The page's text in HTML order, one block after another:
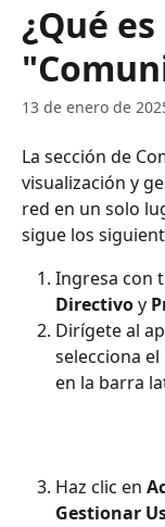
¿Qué
13 de enero de
La sección de
visualización y
red en un solo
sigue los
Ingresa con
Directivo y
Dirígete al
selecciona
en la barra
Haz clic en
Gestionar